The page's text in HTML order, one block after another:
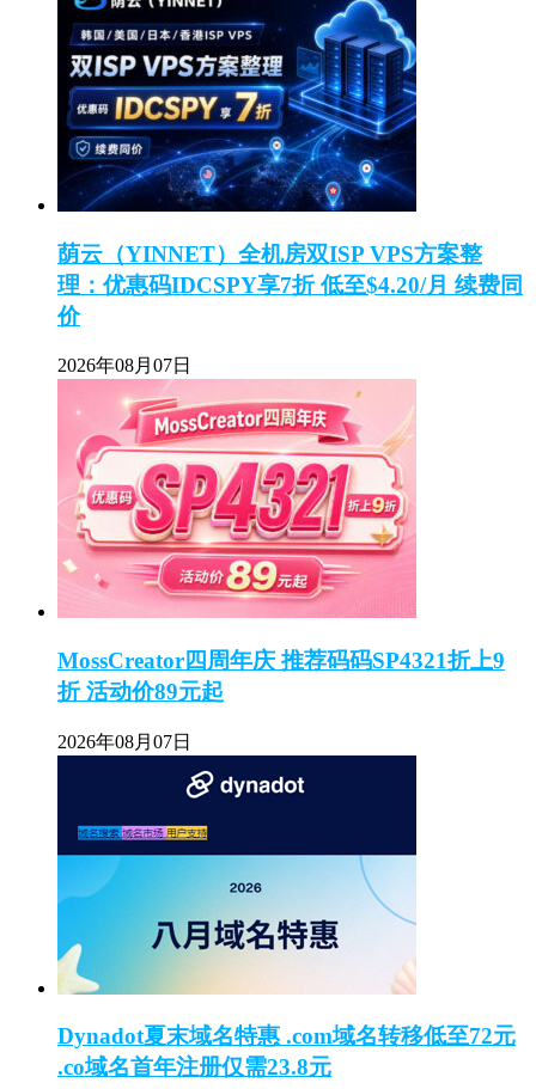
荫云（YINNET）全机房双ISP VPS方案整
理：优惠码IDCSPY享7折 低至$4.20/月 续费同
价
2026年08月07日
MossCreator四周年庆 推荐码码SP4321折上9
折 活动价89元起
2026年08月07日
Dynadot夏末域名特惠 .com域名转移低至72元
.co域名首年注册仅需23.8元